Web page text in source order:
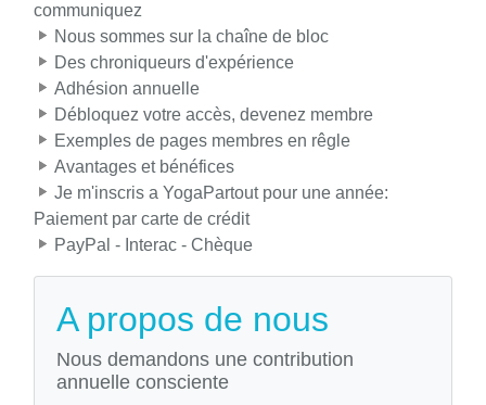
communiquez
Nous sommes sur la chaîne de bloc
Des chroniqueurs d'expérience
Adhésion annuelle
Débloquez votre accès, devenez membre
Exemples de pages membres en rêgle
Avantages et bénéfices
Je m'inscris a YogaPartout pour une année:
Paiement par carte de crédit
PayPal - Interac - Chèque
A propos de nous
Nous demandons une contribution
annuelle consciente